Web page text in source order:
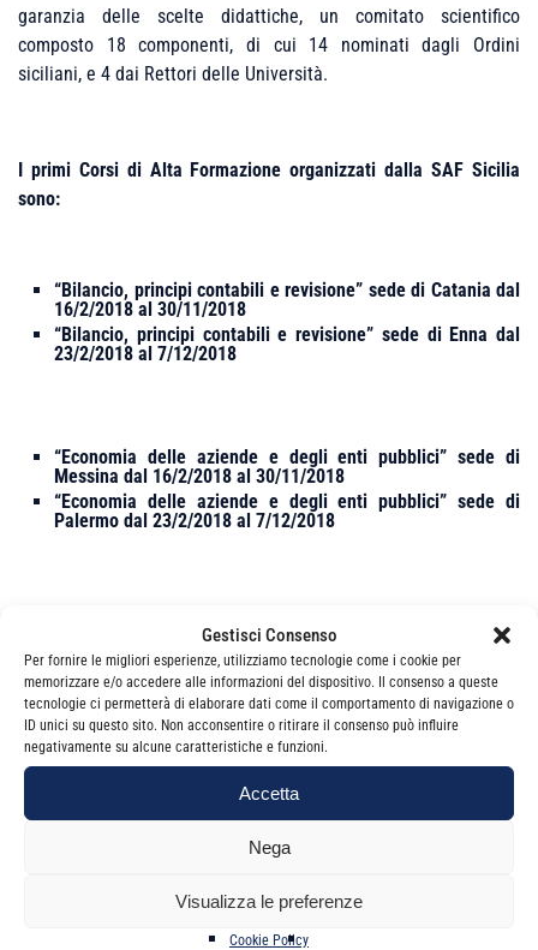
Gestisci Consenso
Per fornire le migliori esperienze, utilizziamo tecnologie come i cookie per
memorizzare e/o accedere alle informazioni del dispositivo. Il consenso a queste
tecnologie ci permetterà di elaborare dati come il comportamento di navigazione o
ID unici su questo sito. Non acconsentire o ritirare il consenso può influire
negativamente su alcune caratteristiche e funzioni.
Accetta
Nega
Visualizza le preferenze
Cookie Policy
garanzia delle scelte didattiche, un comitato scientifico
composto 18 componenti, di cui 14 nominati dagli Ordini
siciliani, e 4 dai Rettori delle Università.
I primi Corsi di Alta Formazione organizzati dalla SAF Sicilia
sono:
“Bilancio, principi contabili e revisione” sede di Catania dal
16/2/2018 al 30/11/2018
“Bilancio, principi contabili e revisione” sede di Enna dal
23/2/2018 al 7/12/2018
“Economia delle aziende e degli enti pubblici” sede di
Messina dal 16/2/2018 al 30/11/2018
“Economia delle aziende e degli enti pubblici” sede di
Palermo dal 23/2/2018 al 7/12/2018
La quota di partecipazione a ciascun corso è di euro 1.400,00
(importi esenti da IVA – ex art. 10 n. 20 DPR 633/72).
E’ possibile effettuare l’iscrizione inviando all’indirizzo pec
il modulo di iscrizione disponibile online
sul sito della scuola www.safsicilia.it
Le iscrizioni saranno accettate in ordine cronologico di arrivo
fino a un massimo di n. 50, con un minimo di 25 partecipanti.